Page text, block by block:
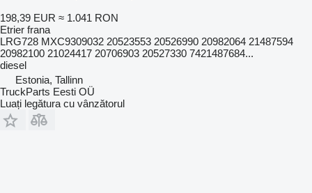
198,39 EUR ≈ 1.041 RON
Etrier frana
LRG728 MXC9309032 20523553 20526990 20982064 21487594
20982100 21024417 20706903 20527330 7421487684...
diesel
Estonia, Tallinn
TruckParts Eesti OÜ
Luați legătura cu vânzătorul